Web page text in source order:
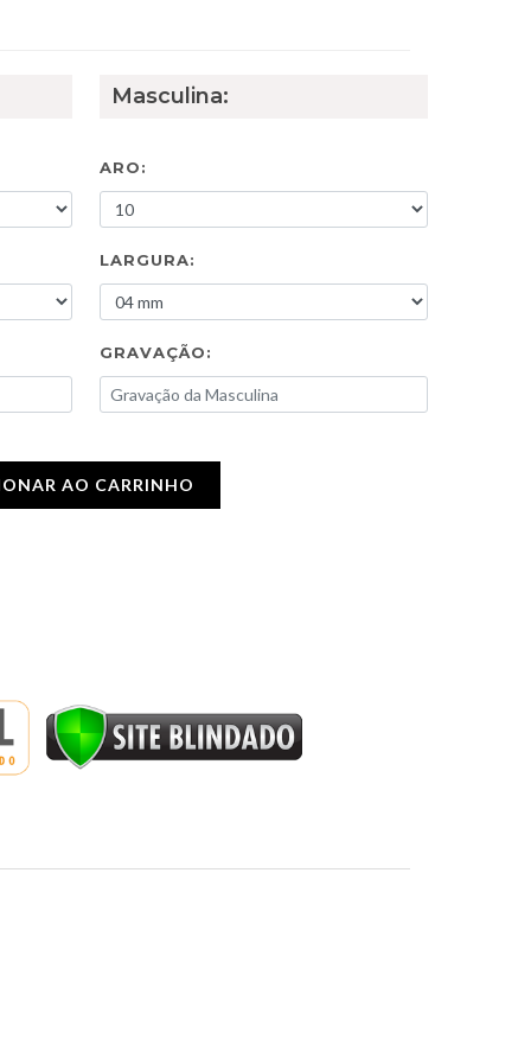
Masculina:
ARO:
LARGURA:
GRAVAÇÃO:
AO CARRINHO